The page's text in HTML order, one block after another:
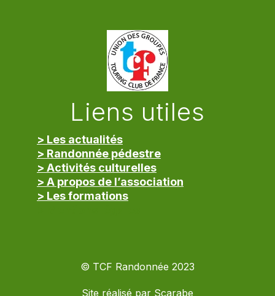
Liens utiles
> Les actualités
> Randonnée pédestre
> Activités culturelles
> A propos de l’association
> Les formations
© TCF Randonnée 2023
Site réalisé par Scarabe